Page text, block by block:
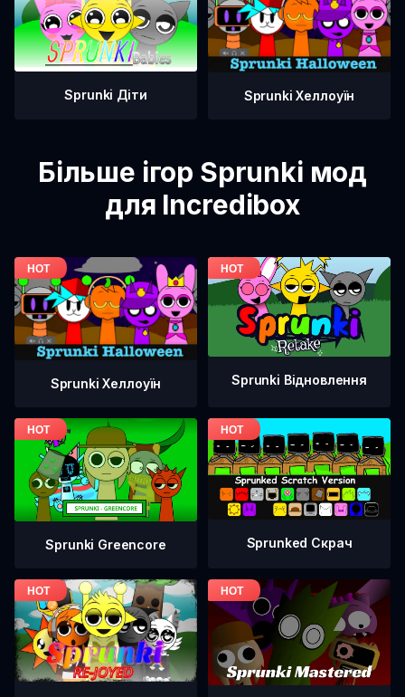
Sprunki Діти Sprunki Хеллоуїн
Більше ігор Sprunki мод
для Incredibox
Sprunki Хеллоуїн Sprunki Відновлення
Sprunki Greencore Sprunked Скрач